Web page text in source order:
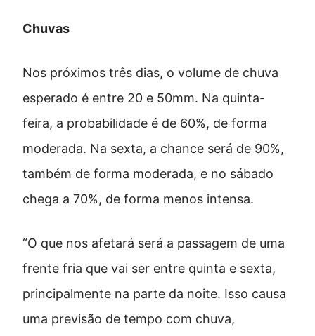
Chuvas
Nos próximos três dias, o volume de chuva
esperado é entre 20 e 50mm. Na quinta-
feira, a probabilidade é de 60%, de forma
moderada. Na sexta, a chance será de 90%,
também de forma moderada, e no sábado
chega a 70%, de forma menos intensa.
“O que nos afetará será a passagem de uma
frente fria que vai ser entre quinta e sexta,
principalmente na parte da noite. Isso causa
uma previsão de tempo com chuva,